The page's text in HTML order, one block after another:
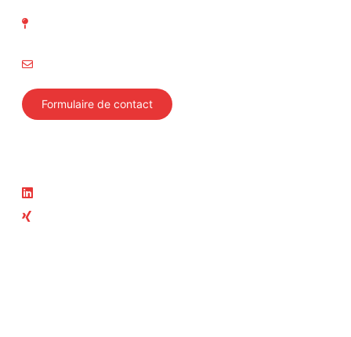
Formulaire de contact